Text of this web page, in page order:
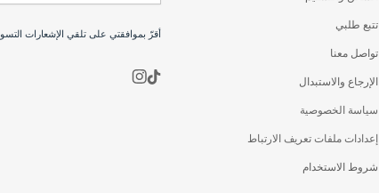
تتبع طلبي
تواصل معنا
الإرجاع والاستبدال
سياسة الخصوصية
إعدادات ملفات تعريف الارتباط
شروط الاستخدام
أقرّ بموافقتي على تلقي الإشعارات